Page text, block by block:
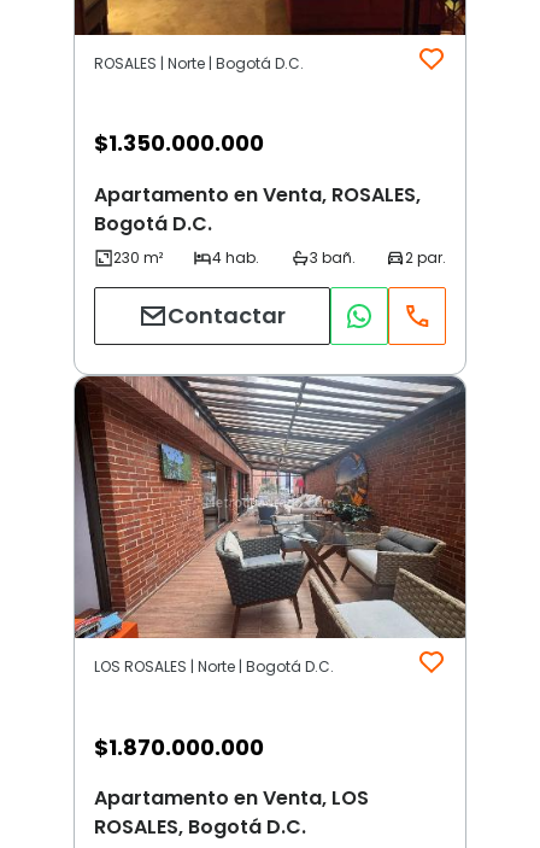
ROSALES | Norte | Bogotá D.C.
$1.350.000.000
Apartamento en Venta, ROSALES,
Bogotá D.C.
Contactar
LOS ROSALES | Norte | Bogotá D.C.
$1.870.000.000
Apartamento en Venta, LOS
ROSALES, Bogotá D.C.